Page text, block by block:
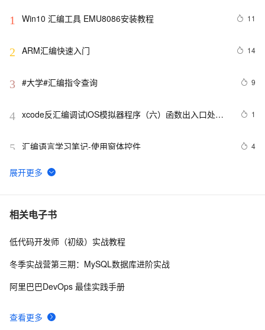
1 Win10 汇编工具 EMU8086安装教程 11
2 ARM汇编快速入门 14
3 #大学#汇编指令查询 9
4 xcode反汇编调试iOS模拟器程序（六）函数出入口处的
1
5 汇编语言学习笔记-使用窗体控件 4
6 汇编语言基础教程-乘法指令
7 汇编程序开发环境搭配
8 汇编语言学习笔记-在窗口打印文本
相关电子书
查看更多
低代码开发师（初级）实战教程
冬季实战营第三期：MySQL数据库进阶实战
阿里巴巴DevOps 最佳实践手册